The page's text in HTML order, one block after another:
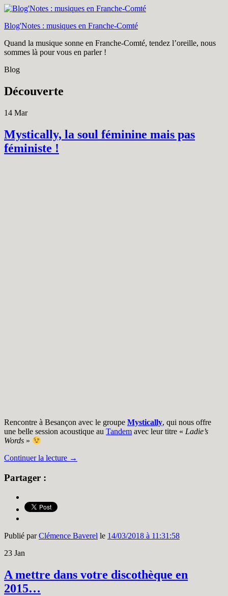
Blog'Notes : musiques en Franche-Comté
Quand la musique sonne en Franche-Comté, tendez l’oreille, nous
sommes là pour vous en parler !
Blog
Découverte
14 Mar
Mystically, la soul féminine mais pas
féministe !
Rencontre à Besançon avec le groupe Mystically, qui nous offre
une belle session acoustique au Tandem avec leur titre « Ladie’s
Words »
Continuer la lecture →
Partager :
Publié parClémence Baverel le 14/03/2018 à 11:31:58
23 Jan
A mettre dans votre discothèque en
2015…